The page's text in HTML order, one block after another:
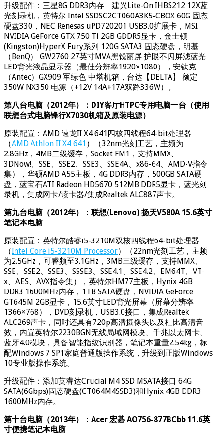
升级配件：三星8G DDR3内存，建兴Lite-On IHBS212 12X蓝
光刻录机，英特尔 Intel SSDSC2CT060A3K5-CBOX 60G 固态
硬盘330，NEC Renesas uPD720201 USB3.0扩展卡，MSI
NVIDIA GeForce GTX 750 Ti 2GB GDDR5显卡，金士顿
(Kingston)HyperX Fury系列 120G SATA3 固态硬盘，明基
（BenQ） GW2760 27英寸MVA黑锐丽屏 护眼不闪屏滤蓝光
LED背光液晶显示器（最佳分辨率1920×1080），安钛克
（Antec）GX909 军绿色 中塔机箱，台达【DELTA】 额定
350W NX350 电源（+12V 14A+17A双路336W）。
第八台电脑（2012年）：DIY客厅HTPC专用电脑一台（使用
联想台式电脑锋行X7030机箱及原装电源）
原装配置：AMD 速龙II X4 641四核四线程64-bit处理器
（AMD Athlon II X4 641 ）（32nm光刻工艺，主频为
2.8GHz，4MB二级缓存，Socket FM1，支持MMX、
3DNow!、SSE、SSE2、SSE3、SSE4A、x86-64、AMD-V指令
集），华硕AMD A55主板，4G DDR3内存，500GB SATA硬
盘，蓝宝石ATI Radeon HD5670 512MB DDR5显卡，蓝光刻
录机，集成网卡/读卡器/集成Realtek ALC887声卡。
第九台电脑（2012年）：联想(Lenovo) 扬天V580A 15.6英寸
笔记本电脑
原装配置：英特尔酷睿i5-3210M双核四线程64-bit处理器
（Intel Core i5-3210M Processor）（22nm光刻工艺，主频
为2.5GHz，可睿频至3.1GHz，3MB三级缓存，支持MMX、
SSE、SSE2、SSE3、SSSE3、SSE4.1、SSE4.2、EM64T、VT-
x、AES、AVX指令集），英特尔HM77主板，Hynix 4GB
DDR3 1600MHz内存，1TB SATA硬盘，NVIDIA GeForce
GT645M 2GB显卡，15.6英寸LED背光屏幕（屏幕分辨率
1366×768），DVD刻录机，USB3.0接口，集成Realtek
ALC269声卡，同时还具有720p高清摄像头以及杜比高清音
效，内置英特尔2230BGN无线局域网模块、千兆以太网卡、
蓝牙4.0模块，具备智能指纹识别器，笔记本重量2.54kg，标
配Windows 7 SP1家庭普通版操作系统，升级到正版Windows
10专业版操作系统。
升级配件：添加英睿达Crucial M4 SSD MSATA接口 64G
SATA(6Gbps)固态硬盘(CT064M4SSD3)和Hynix 4GB DDR3
1600MHz内存。
第十台电脑（2013年）：Acer 宏碁 AO756-877BCbb 11.6英
寸便携笔记本电脑